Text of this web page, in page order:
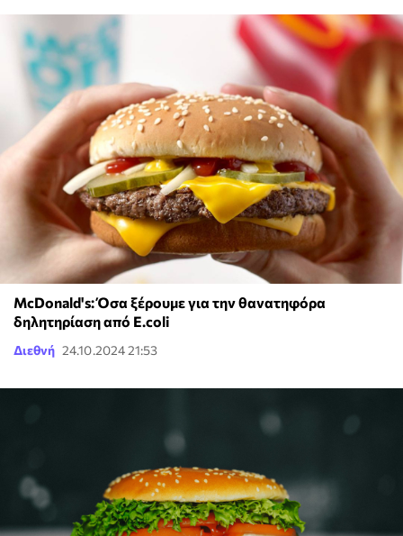
McDonald's: Όσα ξέρουμε για την θανατηφόρα
δηλητηρίαση από E.coli
Διεθνή 24.10.2024 21:53